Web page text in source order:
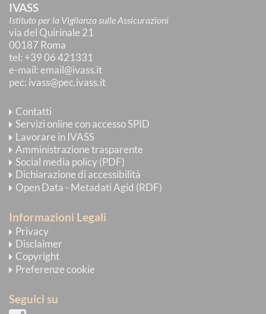
IVASS
Istituto per la Vigilanza sulle Assicurazioni
via del Quirinale 21
00187 Roma
tel: +39 06 421331
e-mail:email@ivass.it
pec: ivass@pec.ivass.it
Contatti
Servizi online con accesso SPID
Lavorare in IVASS
Amministrazione trasparente
Social media policy (PDF)
Dichiarazione di accessibilità
Open Data - Metadati Agid (RDF)
Informazioni Legali
Privacy
Disclaimer
Copyright
Preferenze cookie
Seguici su